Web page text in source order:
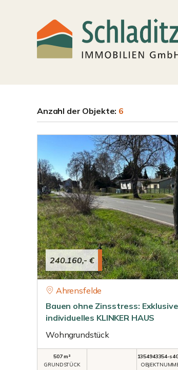
Anzahl der Objekte: 6
240.160,- €
Ahrensfelde
Bauen ohne Zinsstress:
individuelles KLINKER HAUS
Wohngrundstück
507 m²
GRUNDSTÜCK
1354943354-